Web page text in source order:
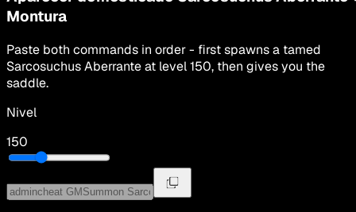
Montura
Paste both commands in order - first spawns a tamed
Sarcosuchus Aberranteat level150, then gives you the
saddle.
Nivel
150